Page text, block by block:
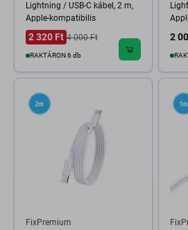
Lightning / USB-C kábel, 2 m,
Apple-kompatibilis
2 320 Ft 4 000 Ft
RAKTÁRON 6 db
2
FixPremium